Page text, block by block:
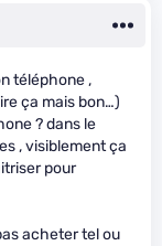
téléphone ,
ça mais bon…)
? dans le
, visiblement ça
pour
acheter tel ou